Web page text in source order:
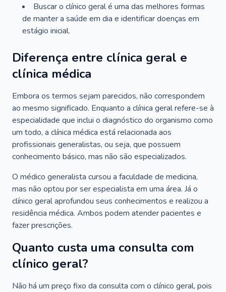
Buscar o clínico geral é uma das melhores formas
de manter a saúde em dia e identificar doenças em
estágio inicial.
Diferença entre clínica geral e
clínica médica
Embora os termos sejam parecidos, não correspondem
ao mesmo significado. Enquanto a clínica geral refere-se à
especialidade que inclui o diagnóstico do organismo como
um todo, a clínica médica está relacionada aos
profissionais generalistas, ou seja, que possuem
conhecimento básico, mas não são especializados.
O médico generalista cursou a faculdade de medicina,
mas não optou por ser especialista em uma área. Já o
clínico geral aprofundou seus conhecimentos e realizou a
residência médica. Ambos podem atender pacientes e
fazer prescrições.
Quanto custa uma consulta com
clínico geral?
Não há um preço fixo da consulta com o clínico geral, pois